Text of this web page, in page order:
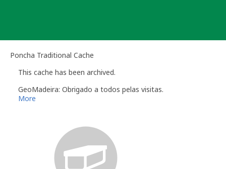
Poncha Traditional Cache
This cache has been archived.
GeoMadeira: Obrigado a todos pelas visitas.
More